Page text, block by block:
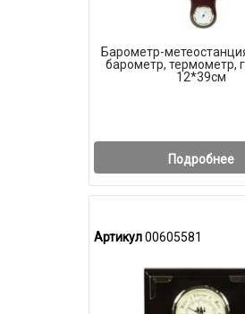
Барометр-
барометр, термометр,
12*39см
Подробнее
Артикул00605581